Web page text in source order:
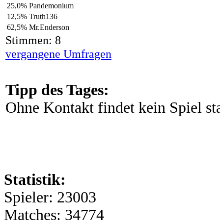
25,0% Pandemonium
12,5% Truth136
62,5% Mr.Enderson
Stimmen: 8
vergangene Umfragen
Tipp des Tages:
Ohne Kontakt findet kein Spiel
Statistik:
Spieler: 23003
Matches: 34774